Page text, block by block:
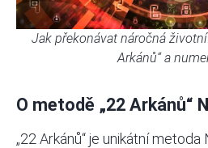
Jak překonávat náročná
Arkánů“ a
O metodě „22 Arkánů“
„22 Arkánů“ je unikátní